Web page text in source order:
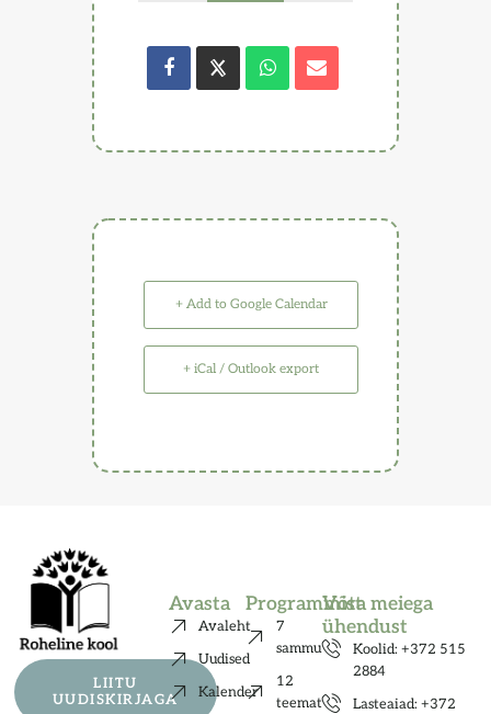
+ Add to Google Calendar
+ iCal / Outlook export
LIITU
UUDISKIRJAGA
Avasta
Avaleht
Uudised
Kalender
Programmist
7
sammu
12
teemat
Võta meiega
ühendust
Koolid: +372 515
2884
Lasteaiad: +372